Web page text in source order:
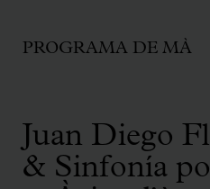
PROGRAMA DE MÀ
Juan Diego
& Sinfonía